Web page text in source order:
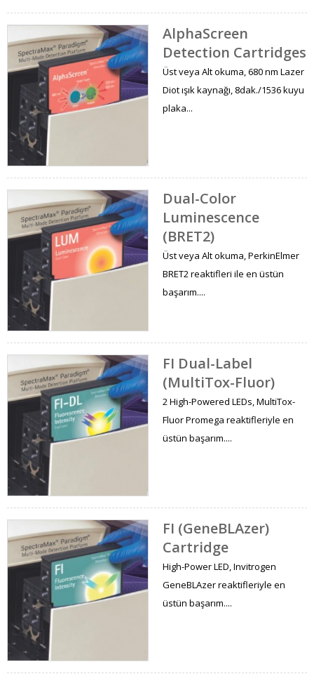
AlphaScreen
Detection Cartridges
Üst veya Alt okuma, 680 nm Lazer
Diot ışık kaynağı, 8dak./1536 kuyu
plaka...
Dual-Color
Luminescence
(BRET2)
Üst veya Alt okuma, PerkinElmer
BRET2 reaktifleri ile en üstün
başarım....
FI Dual-Label
(MultiTox-Fluor)
2 High-Powered LEDs, MultiTox-
Fluor Promega reaktifleriyle en
üstün başarım....
FI (GeneBLAzer)
Cartridge
High-Power LED, Invitrogen
GeneBLAzer reaktifleriyle en
üstün başarım....